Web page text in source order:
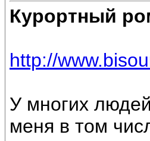
Курортный
http://
У многих
меня в том